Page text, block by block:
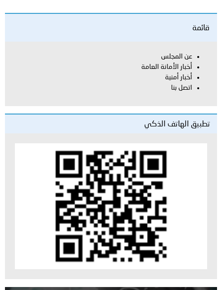
قائمة
عن المجلس
أخبار الأمانة العامة
أخبار أمنية
اتصل بنا
تطبيق الهاتف الذكي